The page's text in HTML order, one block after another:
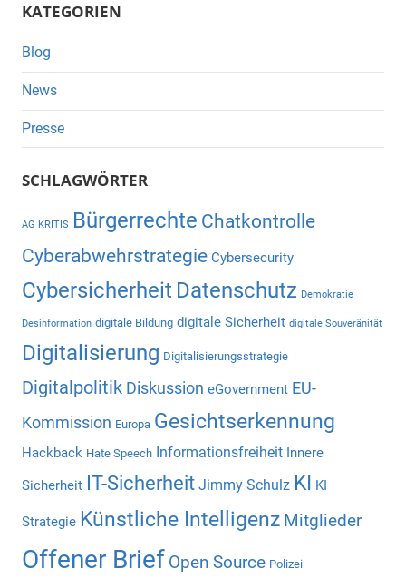
KATEGORIEN
Blog
News
Presse
SCHLAGWÖRTER
AG KRITIS Bürgerrechte Chatkontrolle
Cyberabwehrstrategie Cybersecurity
Cybersicherheit Datenschutz Demokratie
Desinformation digitale Bildung digitale Sicherheit digitale Souveränität
Digitalisierung Digitalisierungsstrategie
Digitalpolitik Diskussion eGovernment EU-
Kommission Europa Gesichtserkennung
Hackback Hate Speech Informationsfreiheit Innere
Sicherheit IT-Sicherheit Jimmy Schulz KI KI
Strategie Künstliche Intelligenz Mitglieder
Offener Brief Open Source Polizei